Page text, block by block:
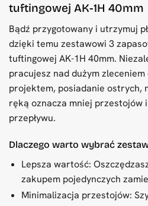
tuftingowej AK-1H 40mm
Bądź przygotowany i utrzymuj
dzięki temu zestawowi 3
tuftingowej AK-1H 40mm.
pracujesz nad dużym
projektem, posiadanie ostrych,
ręką oznacza mniej przestojów
przepływu.
Dlaczego warto wybrać
Lepsza wartość:
zakupem pojedynczych
Minimalizacja przestojów: